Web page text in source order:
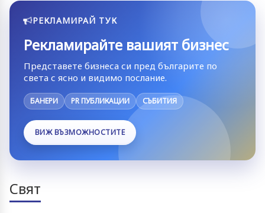
РЕКЛАМИРАЙ ТУК
Рекламирайте вашият бизнес
Представете бизнеса си пред българите по
света с ясно и видимо послание.
БАНЕРИ PR ПУБЛИКАЦИИ СЪБИТИЯ
ВИЖ ВЪЗМОЖНОСТИТЕ
Свят